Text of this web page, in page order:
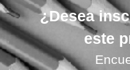
¿Desea
este